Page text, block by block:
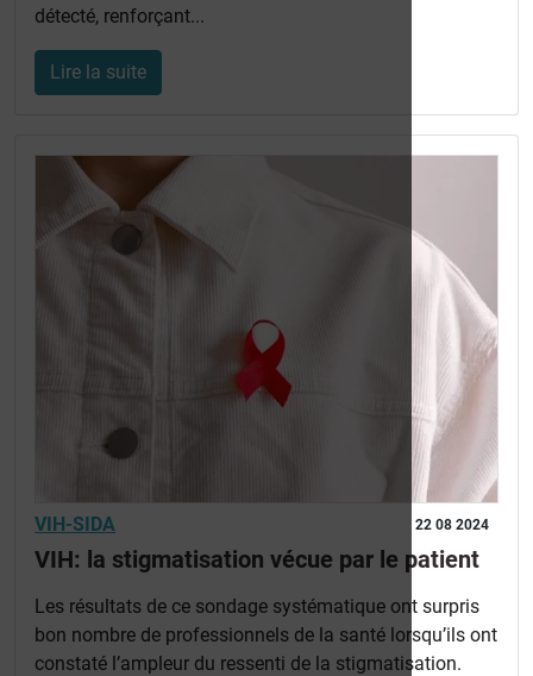
détecté, renforçant...
Lire la suite
22 08 2024
VIH-SIDA
VIH: la stigmatisation vécue par le patient
Les résultats de ce sondage systématique ont surpris
bon nombre de professionnels de la santé lorsqu’ils ont
constaté l’ampleur du ressenti de la stigmatisation.